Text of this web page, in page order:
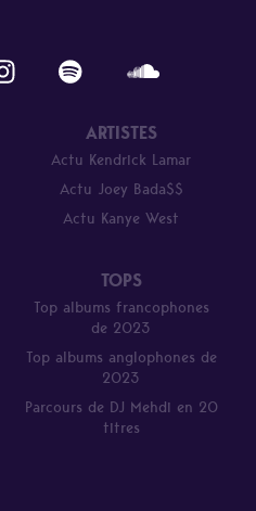
ARTISTES
Actu Kendrick Lamar
Actu Joey Bada$$
Actu Kanye West
TOPS
Top albums francophones
de 2023
Top albums anglophones de
2023
Parcours de DJ Mehdi en 20
titres